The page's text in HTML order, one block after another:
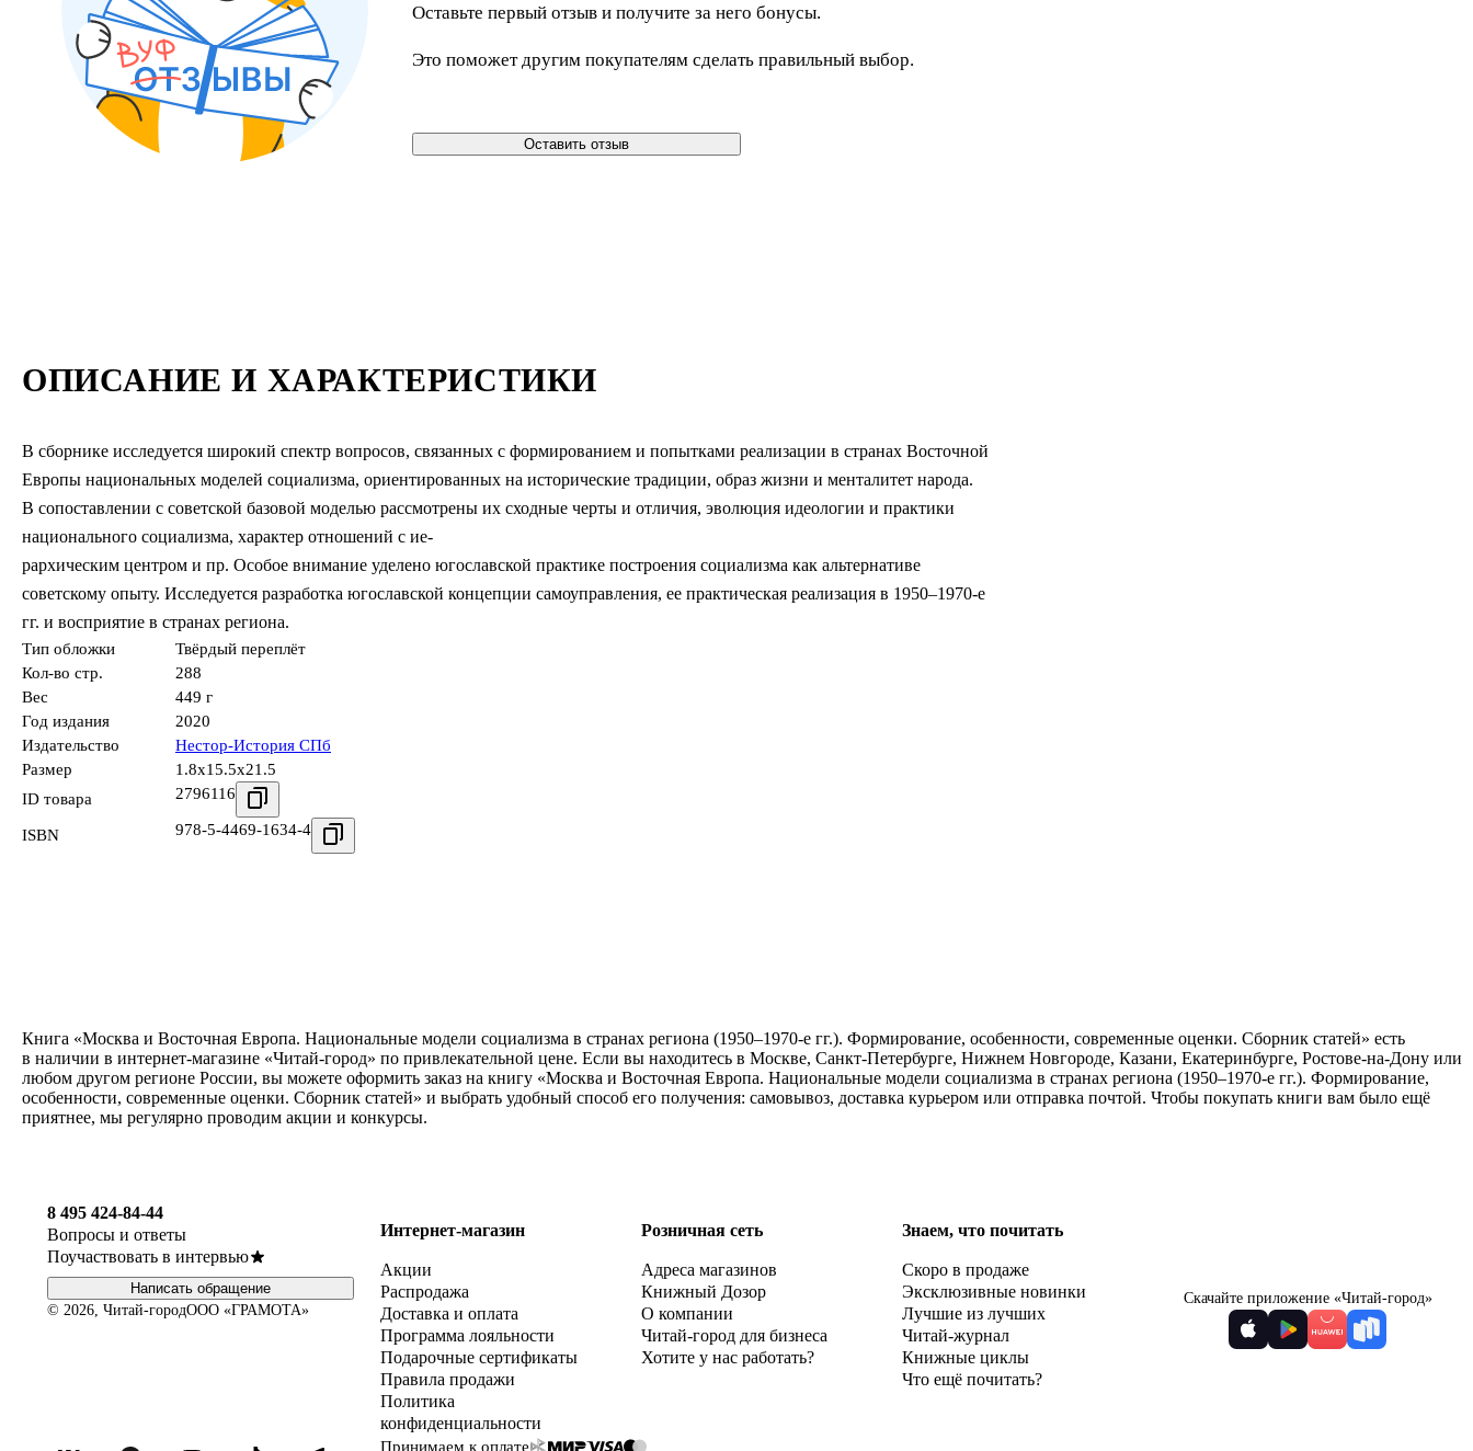
ОПИСАНИЕ И ХАРАКТЕРИСТИКИ
В сборнике исследуется широкий спектр вопросов, связанных с формированием и попытками реализации в странах Восточной
Европы национальных моделей социализма, ориентированных на исторические традиции, образ жизни и менталитет народа.
В сопоставлении с советской базовой моделью рассмотрены их сходные черты и отличия, эволюция идеологии и практики
национального социализма, характер отношений с ие-
рархическим центром и пр. Особое внимание уделено югославской практике построения социализма как альтернативе
советскому опыту. Исследуется разработка югославской концепции самоуправления, ее практическая реализация в 1950–1970-е
гг. и восприятие в странах региона.
Тип обложки
Твёрдый переплёт
Кол-во стр.
288
Вес
449 г
Год издания
2020
Издательство
Нестор-История СПб
Размер
1.8x15.5x21.5
ID товара
2796116
ISBN 978-5-4469-1634-4
Оставьте первый отзыв и получите за него бонусы.
Это поможет другим покупателям сделать правильный выбор.
Оставить отзыв
Книга «Москва и Восточная Европа. Национальные модели социализма в странах региона (1950–1970-е гг.). Формирование, особенности, современные оценки. Сборник статей» есть
в наличии в интернет-магазине «Читай-город» по привлекательной цене. Если вы находитесь в Москве, Санкт-Петербурге, Нижнем Новгороде, Казани, Екатеринбурге, Ростове-на-Дону или
любом другом регионе России, вы можете оформить заказ на книгу «Москва и Восточная Европа. Национальные модели социализма в странах региона (1950–1970-е гг.). Формирование,
особенности, современные оценки. Сборник статей» и выбрать удобный способ его получения: самовывоз, доставка курьером или отправка почтой. Чтобы покупать книги вам было ещё
приятнее, мы регулярно проводим акции и конкурсы.
8 495 424-84-44
Вопросы и ответы
Поучаствовать в интервью
Написать обращение
© 2026, Читай-городООО «ГРАМОТА»
Интернет-магазин
Акции
Распродажа
Доставка и оплата
Программа лояльности
Подарочные сертификаты
Правила продажи
Политика
конфиденциальности
Розничная сеть
Адреса магазинов
Книжный Дозор
О компании
Читай-город для бизнеса
Хотите у нас работать?
Знаем, что почитать
Скоро в продаже
Эксклюзивные новинки
Лучшие из лучших
Читай-журнал
Книжные циклы
Что ещё почитать?
Принимаем к оплате
Скачайте приложение «Читай-город»